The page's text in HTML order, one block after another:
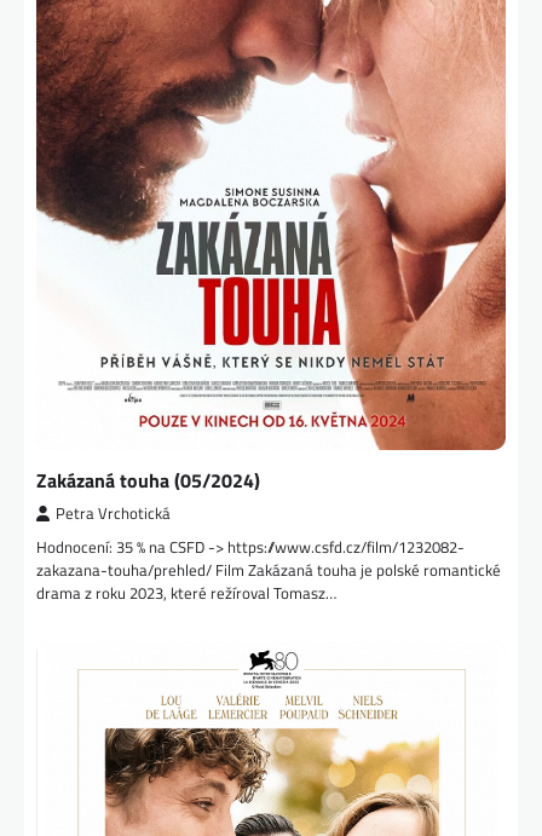
Zakázaná touha (05/2024)
Petra Vrchotická
Hodnocení: 35 % na CSFD -> https://www.csfd.cz/film/1232082-
zakazana-touha/prehled/ Film Zakázaná touha je polské romantické
drama z roku 2023, které režíroval Tomasz…